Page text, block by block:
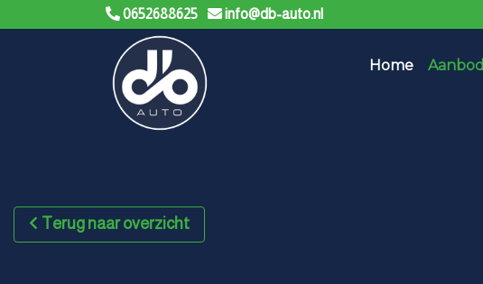
0652688625 info@db-auto.nl
Home Aanbod
Terug naar overzicht